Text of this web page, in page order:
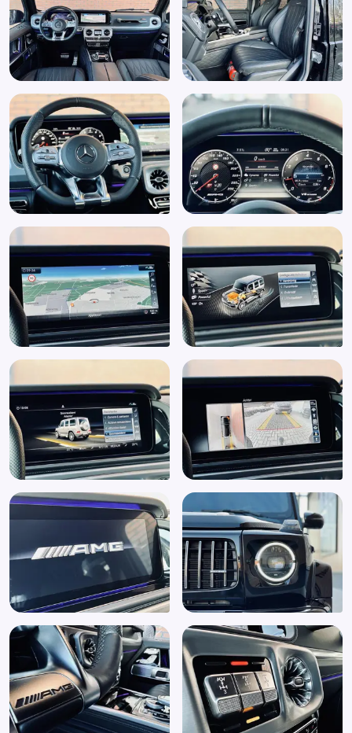
Climatic
Comand Radio/CD/Navigatie Systeem
Connected services
Cruise control
Cruise control adaptief
DAB ontvanger
Derde remlicht
Dimlichten automatisch
Dode-hoekwaarschuwing
Dodehoek detector
Elektrisch bedienbare ramen
Elektrisch bedienbare ramen voor
Elektrisch bedienbare voorstoelen met geheugenfunctie
Elektrische ramen achter
Elektrische ramen voor
Elektrisch glazen schuif-/kanteldak
Elektrisch verstelb. bestuurdersstoel met geheugen
Elektrisch verstelbaar stuurwiel
Elektrisch verstelbare bestuurdersstoel
Elektrisch verstelbare lendensteun
Elektrisch verstelbare stoel(en) met geheugen
Elektrisch verstelbare voorstoel(en)
Elektronisch Stabiliteits Programma
Emergency Call
Extra getint glas
Geluid- en warmtewerend glas
Getint glas
Grootlichtassistent
Hill hold functie
ISOFIX
Isofix bevestiging voor kinderzitjes
Keyless start